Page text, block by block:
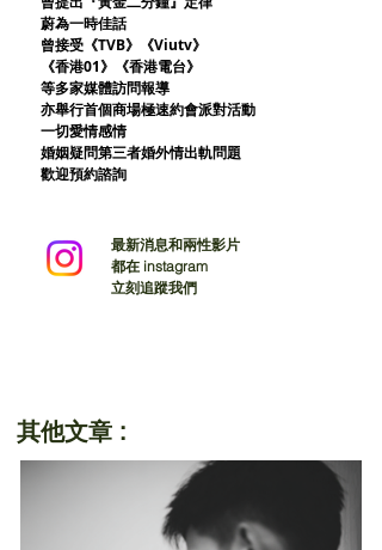
蔚為一時佳話
曾接受《TVB》《Viutv》
《香港01》
《香港電台》
等多家媒體訪問報導
亦舉行首個商場極速約會派對活動
一切愛情感情
婚姻疑問第三者婚外情出軌問題
歡迎預約諮詢
最新消息和兩性影片
都在 instagram
立刻追蹤我們
其他文章 :